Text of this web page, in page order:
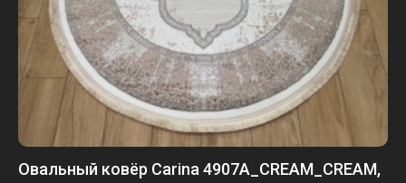
Овальный ковёр Carina 4907A_CREAM_CREAM,